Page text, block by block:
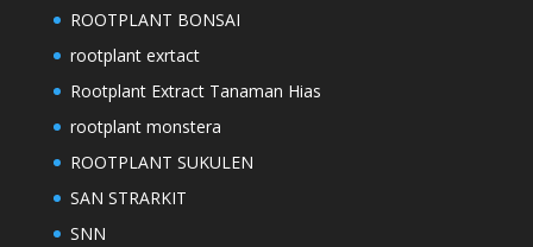
ROOTPLANT BONSAI
rootplant exrtact
Rootplant Extract Tanaman Hias
rootplant monstera
ROOTPLANT SUKULEN
SAN STRARKIT
SNN